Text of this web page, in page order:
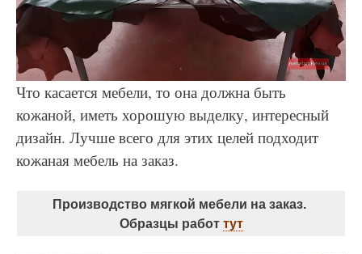
Что касается мебели, то она должна быть
кожаной, иметь хорошую выделку, интересный
дизайн. Лучше всего для этих целей подходит
кожаная мебель на заказ.
Производство мягкой мебели на заказ.
Образцы работ тут